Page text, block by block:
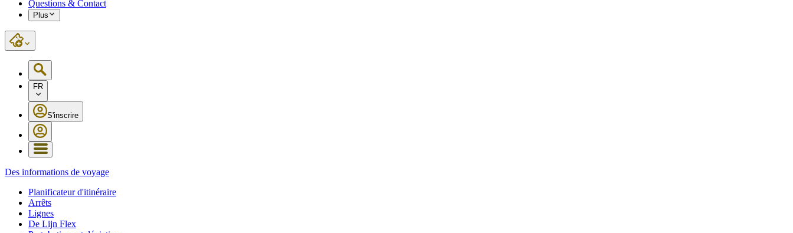
Questions & Contact
Plus
FR
S'inscrire
Des informations de voyage
Planificateur d'itinéraire
Arrêts
Lignes
De Lijn Flex